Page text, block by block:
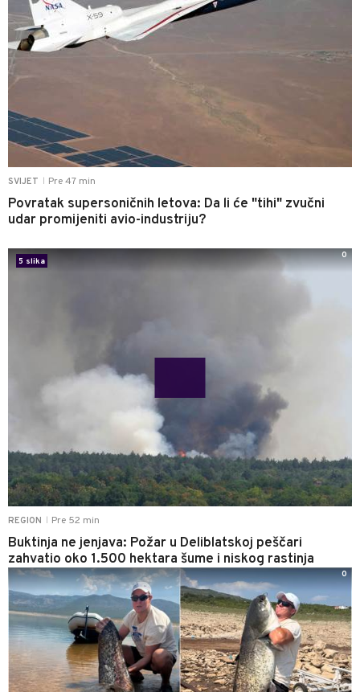
SVIJET Pre 47 min
Povratak supersoničnih letova: Da li će "tihi" zvučni
udar promijeniti avio-industriju?
REGION Pre 52 min
Buktinja ne jenjava: Požar u Deliblatskoj peščari
zahvatio oko 1.500 hektara šume i niskog rastinja
5 slika
0
0